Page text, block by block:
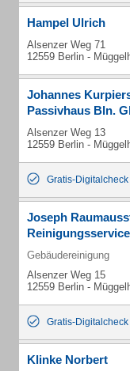
Hampel Ulrich
Alsenzer Weg 71
12559 Berlin -
Johannes
Passivhaus Bln.
Alsenzer Weg 13
12559 Berlin -
Gratis-Digitalcheck
Joseph
Gebäudereinigung
Alsenzer Weg 15
12559 Berlin -
Gratis-Digitalcheck
Klinke Norbert